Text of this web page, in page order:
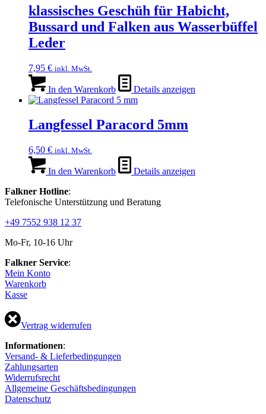
Varianten
auf.
Die
Produktseite
gewählt
werden
klassisches Geschüh für Habicht,
Bussard und Falken aus Wasserbüffel
Leder
7,95 € inkl. MwSt.
In den Warenkorb Details anzeigen
Langfessel Paracord 5mm
6,50 € inkl. MwSt.
In den Warenkorb
Details anzeigen
Falkner Hotline:
Telefonische Unterstützung und Beratung
+49 7552 938 12 37
Mo-Fr, 10-16 Uhr
Falkner Service:
Mein Konto
Warenkorb
Kasse
Vertrag widerrufen
Informationen:
Versand- & Lieferbedingungen
Zahlungsarten
Widerrufsrecht
Allgemeine Geschäftsbedingungen
Datenschutz